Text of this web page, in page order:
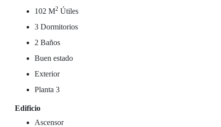
102 M2 Útiles
3 Dormitorios
2 Baños
Buen estado
Exterior
Planta 3
Edificio
Ascensor